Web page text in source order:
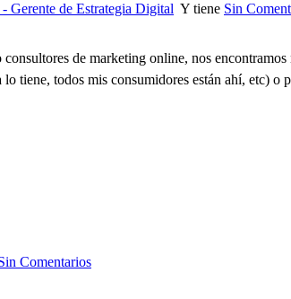
Gerente de Estrategia Digital Y tiene Sin
de marketing online, nos encontramos
lo tiene, todos mis consumidores están ahí, etc)
Comentarios